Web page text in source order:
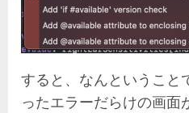
すると、なんということ
ったエラーだらけの画面